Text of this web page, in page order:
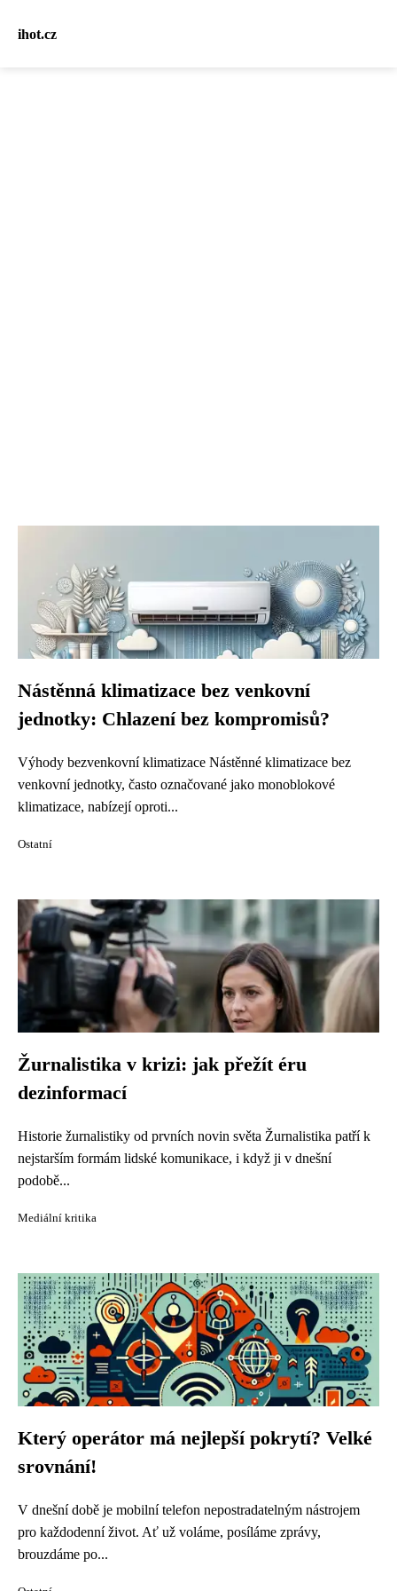
ihot.cz
Nástěnná klimatizace bez venkovní
jednotky: Chlazení bez kompromisů?
Výhody bezvenkovní klimatizace Nástěnné klimatizace bez
venkovní jednotky, často označované jako monoblokové
klimatizace, nabízejí oproti...
Ostatní
Žurnalistika v krizi: jak přežít éru
dezinformací
Historie žurnalistiky od prvních novin světa Žurnalistika patří k
nejstarším formám lidské komunikace, i když ji v dnešní
podobě...
Mediální kritika
Který operátor má nejlepší pokrytí? Velké
srovnání!
V dnešní době je mobilní telefon nepostradatelným nástrojem
pro každodenní život. Ať už voláme, posíláme zprávy,
brouzdáme po...